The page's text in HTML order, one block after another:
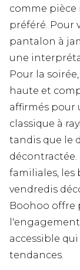
comme pièce
préféré. Pour
pantalon à
une
Pour la
haute et
affirmés pour
classique à
tandis que le
familiales, les
vendredis
Boohoo offre
accessible
tendances.